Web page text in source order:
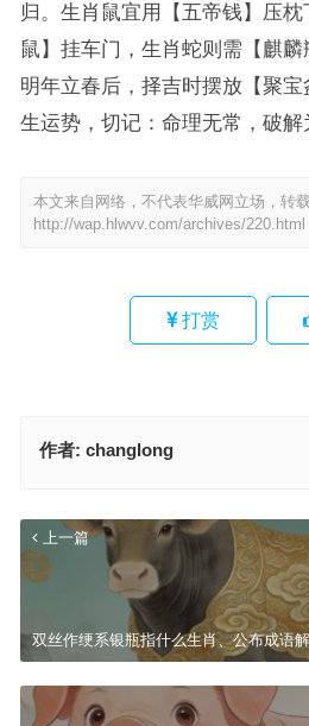
归。生肖鼠宜用【五帝钱】压
鼠】挂车门，生肖蛇则需【麒
明年立春后，择吉时摆放【聚
生运势，切记：命理无常，破解
本文来自网络，不代表华威网立场，转
http://wap.hlwvv.com/archives/220.html
打赏
作者: changlong
上一篇
双丝作绠系银瓶指什么生肖、公布成语